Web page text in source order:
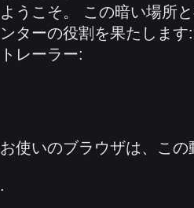
ようこそ。 この暗い場所
ンターの役割を果たしま
トレーラー:
お使いのブラウザは、この
.